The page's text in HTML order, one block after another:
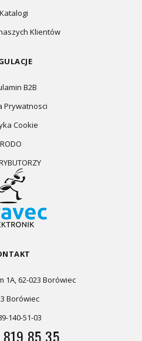
Klientów
B2B
Prywatnosci
Cookie
RODO
1A, 62-023 Borówiec
Borówiec
140-51-03
85 35